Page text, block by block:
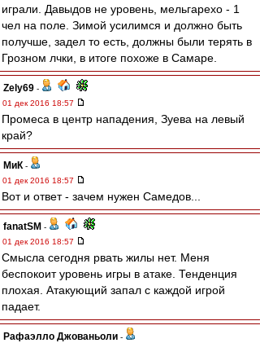
играли. Давыдов не уровень, мельгарехо - 1
чел на поле. Зимой усилимся и должно быть
получше, задел то есть, должны были терять в
Грозном лчки, в итоге похоже в Самаре.
Zely69 -
01 дек 2016 18:57
Промеса в центр нападения, Зуева на левый
край?
МиК -
01 дек 2016 18:57
Вот и ответ - зачем нужен Самедов...
fanatSM -
01 дек 2016 18:57
Смысла сегодня рвать жилы нет. Меня
беспокоит уровень игры в атаке. Тенденция
плохая. Атакующий запал с каждой игрой
падает.
Рафаэлло Джованьоли -